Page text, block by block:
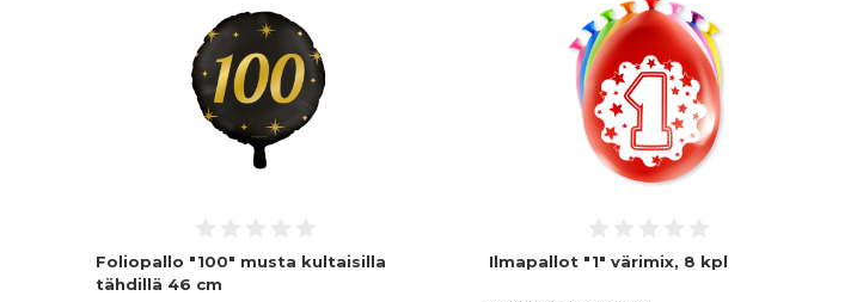
Foliopallo "100" musta kultaisilla
tähdillä 46 cm
Ilmapallot "1" värimix, 8 kpl